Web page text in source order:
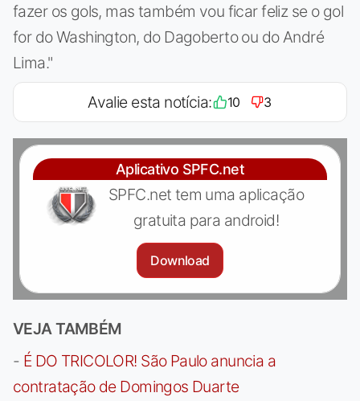
fazer os gols, mas também vou ficar feliz se o gol
for do Washington, do Dagoberto ou do André
Lima."
Avalie esta notícia: 10 3
Aplicativo SPFC.net
SPFC.net tem uma aplicação
gratuita para android!
Download
VEJA TAMBÉM
- É DO TRICOLOR! São Paulo anuncia a
contratação de Domingos Duarte